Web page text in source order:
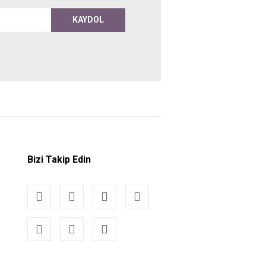
KAYDOL
Bizi Takip Edin